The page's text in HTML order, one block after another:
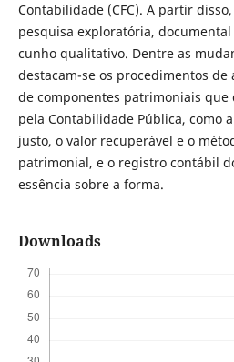
Contabilidade (CFC). A partir
pesquisa exploratória,
cunho qualitativo. Dentre as
destacam-se os procedimentos de
de componentes patrimoniais que
pela Contabilidade Pública, como
justo, o valor recuperável e o
patrimonial, e o registro contábil
essência sobre a forma.
Downloads